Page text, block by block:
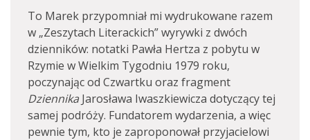
To Marek przypomniał mi wydrukowane razem
w „Zeszytach Literackich” wyrywki z dwóch
dzienników: notatki Pawła Hertza z pobytu w
Rzymie w Wielkim Tygodniu 1979 roku,
poczynając od Czwartku oraz fragment
Dziennika Jarosława Iwaszkiewicza dotyczący tej
samej podróży. Fundatorem wydarzenia, a więc
pewnie tym, kto je zaproponował przyjacielowi